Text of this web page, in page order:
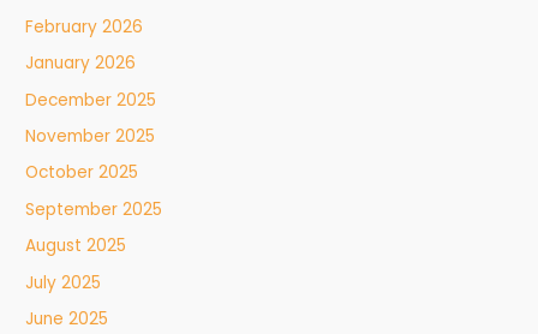
February 2026
January 2026
December 2025
November 2025
October 2025
September 2025
August 2025
July 2025
June 2025